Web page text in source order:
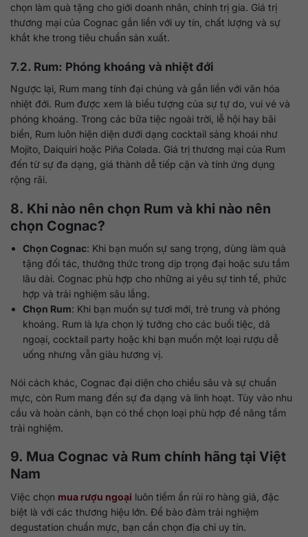
chọn làm quà tặng cho giới doanh nhân, chính trị gia. Giá trị
thương mại của Cognac gắn liền với uy tín, chất lượng và sự
khắt khe trong tiêu chuẩn sản xuất.
7.2. Rum: Phóng khoáng và nhiệt đới
Ngược lại, Rum mang tính đại chúng và gắn liền với văn hóa
nhiệt đới. Rum được xem là biểu tượng của sự tự do, vui vẻ và
phóng khoáng. Trong các bữa tiệc ngoài trời, lễ hội hay bãi
biển, Rum luôn hiện diện dưới dạng cocktail sảng khoái như
Mojito, Daiquiri hoặc Piña Colada. Giá trị thương mại của Rum
đến từ sự đa dạng, giá thành dễ tiếp cận và tính ứng dụng
rộng rãi.
8. Khi nào nên chọn Rum và khi nào nên
chọn Cognac?
Chọn Cognac: Khi bạn muốn sự sang trọng, dùng làm quà
tặng đối tác, thưởng thức trong dịp trọng đại hoặc sưu tầm
lâu dài. Cognac phù hợp cho những ai yêu sự tinh tế, phức
hợp và trải nghiệm sâu lắng.
Chọn Rum: Khi bạn muốn sự tươi mới, trẻ trung và phóng
khoáng. Rum là lựa chọn lý tưởng cho các buổi tiệc, dã
ngoại, cocktail party hoặc khi bạn muốn một loại rượu dễ
uống nhưng vẫn giàu hương vị.
Nói cách khác, Cognac đại diện cho chiều sâu và sự chuẩn
mực, còn Rum mang đến sự đa dạng và linh hoạt. Tùy vào nhu
cầu và hoàn cảnh, bạn có thể chọn loại phù hợp để nâng tầm
trải nghiệm.
9. Mua Cognac và Rum chính hãng tại Việt
Nam
Việc chọn mua rượu ngoại luôn tiềm ẩn rủi ro hàng giả, đặc
biệt là với các thương hiệu lớn. Để bảo đảm trải nghiệm
degustation chuẩn mực, bạn cần chọn địa chỉ uy tín.